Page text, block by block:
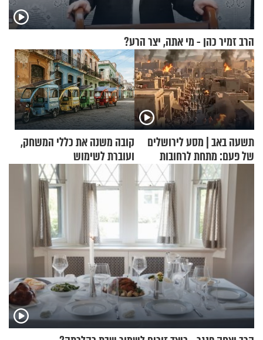
הרב זמיר כהן - מי אתה, יצר הרע?
תשעה באב | מסע לירושלים
של פעם: מתחת לרחובות
ירושלים
קובה משנה את כללי המשחק,
ועוברת לשימוש
בתלת־אופנועים סולאריים